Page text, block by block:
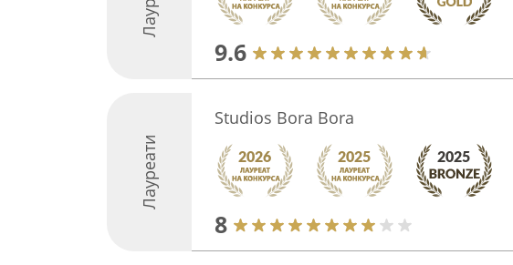
9.6
Лауреати
Studios Bora Bora
8